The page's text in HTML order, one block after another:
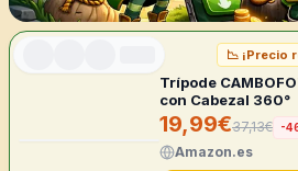
📉 ¡Precio
Trípode
con Cabezal 360°
19,99€37,13€ -
Amazon.es